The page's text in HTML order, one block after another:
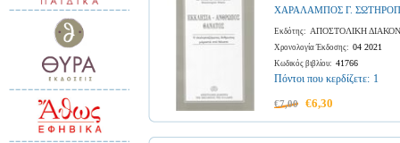
ΧΑΡΑΛΑΜΠΟΣ Γ.
Εκδότης: ΑΠΟΣΤΟΛΙΚΗ
Χρονολογία Έκδοσης: 04 2021
Κωδικός βιβλίου: 41766
Πόντοι που κερδίζετε: 1
€7,00 €6,30